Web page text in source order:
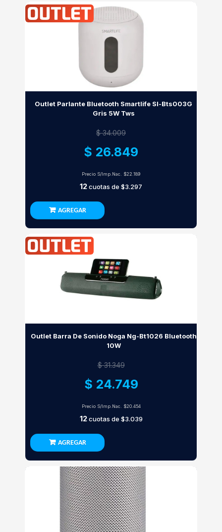
Outlet Parlante Bluetooth Smartlife Sl-Bts003G
Gris 5W Tws
$ 34.009
$ 26.849
Precio S/Imp.Nac. $22.189
12cuotas de $3.297
AGREGAR
Outlet Barra De Sonido Noga Ng-Bt1026 Bluetooth
10W
$ 31.349
$ 24.749
Precio S/Imp.Nac. $20.454
12cuotas de $3.039
AGREGAR